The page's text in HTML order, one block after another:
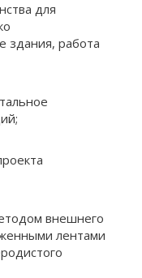
для
здания, работа
внешнего
лентами